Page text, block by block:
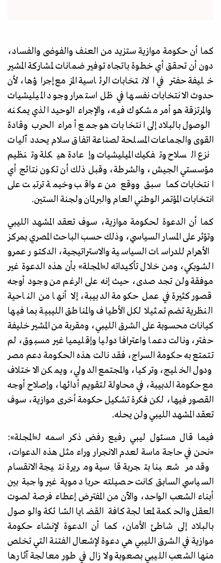
كما أن حكومة موازية ستزيد من العنف والفوضى والفساد،
دون أن تحقق أي خطوة باتجاه توفير ضمانات لمشاركة المشير
خليفة حفتر في الانتخابات الرئاسية المزمع إجراؤها، لأن
حدوث الانتخابات نفسها في ظل استمرار وجود الميليشيات
والمرتزقة هو أمر مشكوك فيه، والإجراء الوحيد الذي يمكنه
الوصول بالبلاد إلى انتخابات هو جمع أمراء الحرب وقادة
القوى والجماعات المسلحة لصناعة اتفاق سلام يحدد آليات
نزع السلاح وتفكيك الميليشيات وإعادة هيكلة وتنظيم
مؤسستي الجيش، والشرطة، وقبل ذلك أن تكون نتائج أي
انتخابات كما سبق ووقع من عواقب وخيمة ترتبت على
انتخابات المؤتمر الوطني العام والبرلمان ولجنة الستين.
كما أن الدعوة لحكومة موازية، سوف تعقد المشهد الليبي
وتؤثر على المسار السياسي، وذلك حسب الباحث المصري بمركز
الأهرام للدراسات السياسية والاستراتيجية، الدكتور عمرو
الشوبكي، ومن خلال تأكيداته لـ«المجلة» بأن هذه الدعوة غير
موفقة ولن تجد صدى، حيث إنه على الرغم من وجود أوجه
قصور كثيرة في عمل حكومة الدبيبة، إلا أنها من الناحية
النظرية تضم تمثيلا لكل الأطياف والمناطق الليبية بما فيها
كيانات محسوبة على الشرق الليبي، ومقربة من المشير خليفة
حفتر، ونالت دعما واعترافا دوليا وإقليميا غير مسبوق، لم
تتمتع به حكومة السراج، فقد نالت هذه الحكومة دعم مصر
ودول الخليج، وتركيا، والمجتمع الدولي، ويمكن الاختلاف
مع حكومة الدبيبة، في محاولة لتقويم أدائها، وإصلاح أوجه
القصور فيها، لكن فكرة تشكيل حكومة أخرى موازية، سوف
تعقد المشهد الليبي ولن يحله.
فيما قال مسئول ليبي رفيع رفض ذكر اسمه لـ«المجلة»
:
«نحن في حاجة ماسة لعدم الانجرار وراء مثل هذه الدعوات،
وقد مر شعبنا بتجربة قاسية ومريرة نتيجة الانقسام
السياسي السابق كانت حصيلته حربا دموية غير واجبة بين
أبناء الشعب الواحد، والآن من المفترض إعطاء فرصة لصوت
العقل والحكمة لمعالجة كافة القضايا الشائكة والوصول
بالبلاد إلى شاطئ الأمان، كما أن الدعوة لإنشاء حكومة
موازية في الشرق الليبي هي دعوة لإشعال الفتنة التي تخلص
منها الشعب الليبي بصعوبة ولا زال في طور معالجة آثارها